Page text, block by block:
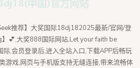
推荐】大奖国际18dj182025最新/官网/登
💕,大奖888国际网站,Let your faith be
,会员登录后,进入全站入口,下载APP后畅玩
游戏,网页与手机版支持无缝连接,带来流畅体